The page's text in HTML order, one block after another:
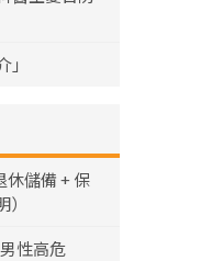
休儲備 + 保
性高危